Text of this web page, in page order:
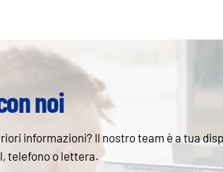
noi
informazioni? Il nostro team è a tua
telefono o lettera.